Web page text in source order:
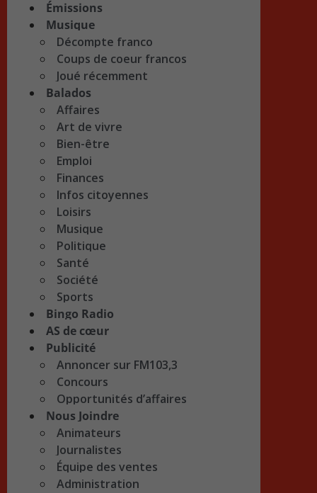
Émissions
Musique
Décompte franco
Coups de coeur francos
Joué récemment
Balados
Affaires
Art de vivre
Bien-être
Emploi
Finances
Infos citoyennes
Loisirs
Musique
Politique
Santé
Société
Sports
Bingo Radio
AS de cœur
Publicité
Annoncer sur FM103,3
Concours
Opportunités d’affaires
Nous Joindre
Animateurs
Journalistes
Équipe des ventes
Administration